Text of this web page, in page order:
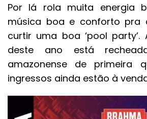
Por lá rola muita energia
música boa e conforto pra
curtir uma boa ‘pool party’.
deste ano está
amazonense de primeira
ingressos ainda estão à